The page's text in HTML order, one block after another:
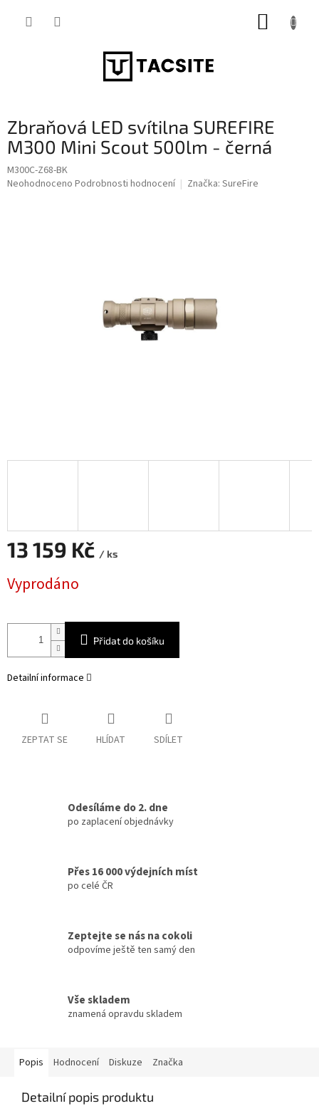
Zbraňová LED svítilna SUREFIRE
M300 Mini Scout 500lm - černá
M300C-Z68-BK
Průměrné
Neohodnoceno Podrobnosti hodnocení Značka: SureFire
13 159 Kč / ks
cena:
Vyprodáno
Přidat do košíku
Detailní informace
ZEPTAT SE HLÍDAT SDÍLET
Odesíláme do 2. dne
po zaplacení objednávky
Přes 16 000 výdejních míst
po celé ČR
Zeptejte se nás na cokoli
odpovíme ještě ten samý den
Vše skladem
znamená opravdu skladem
Popis Hodnocení Diskuze Značka
Detailní popis produktu